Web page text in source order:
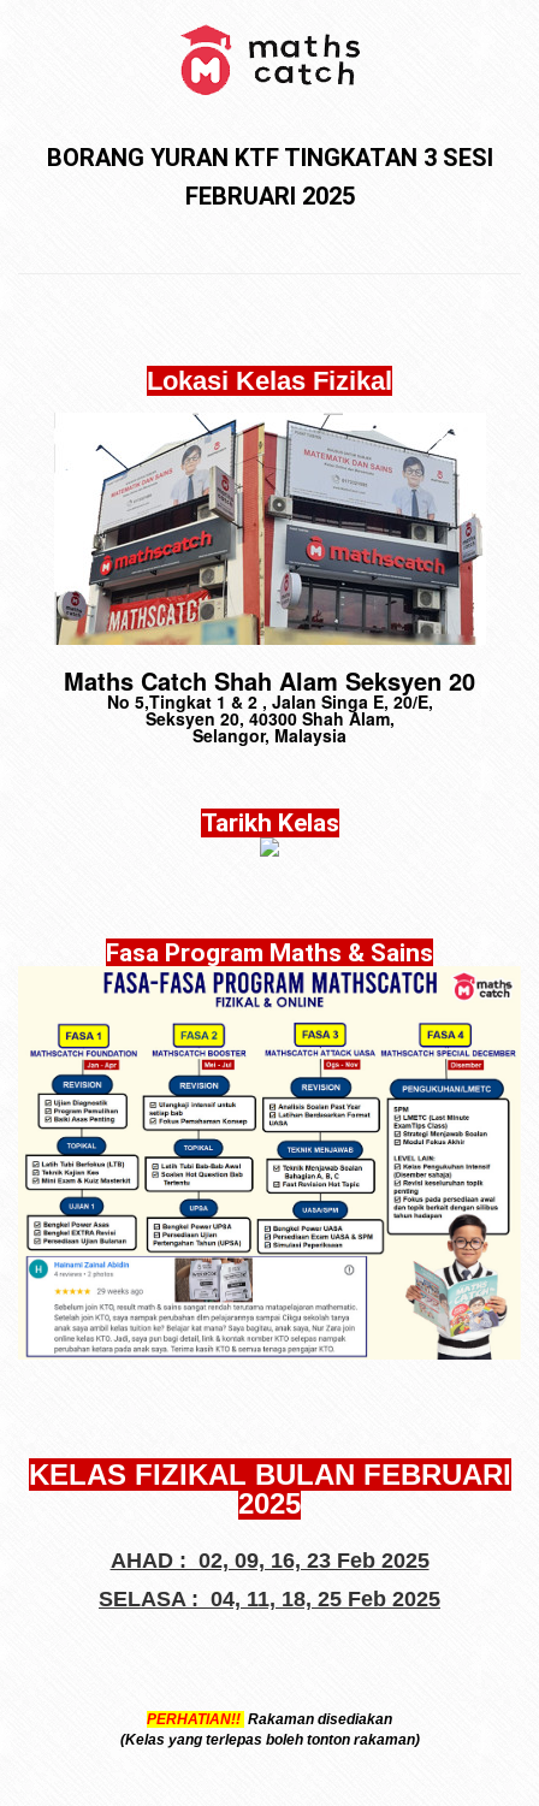
BORANG YURAN KTF TINGKATAN 3 SESI
FEBRUARI 2025
Lokasi Kelas Fizikal
Maths Catch Shah Alam Seksyen 20
No 5,Tingkat 1 & 2 , Jalan Singa E, 20/E,
Seksyen 20, 40300 Shah Alam,
Selangor, Malaysia
Tarikh Kelas
Fasa Program Maths & Sains
KELAS FIZIKAL BULAN FEBRUARI
2025
AHAD : 02, 09, 16, 23 Feb 2025
SELASA : 04, 11, 18, 25 Feb 2025
PERHATIAN!! Rakaman disediakan
(Kelas yang terlepas boleh tonton rakaman)